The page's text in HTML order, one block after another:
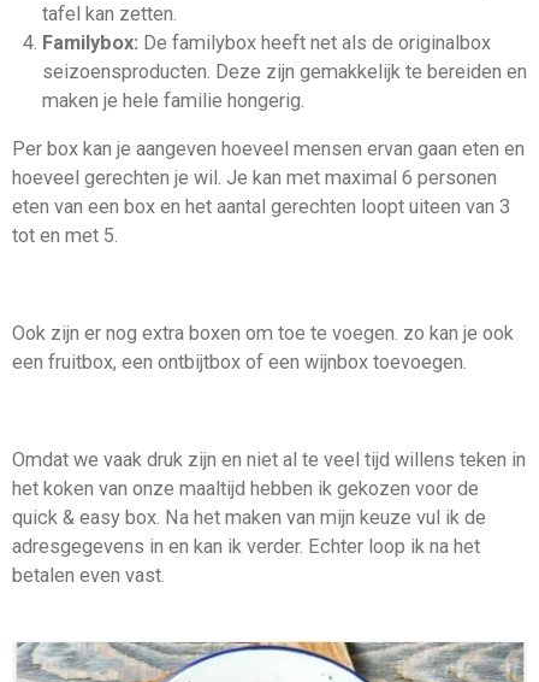
tafel kan zetten.
Familybox: De familybox heeft net als de originalbox
seizoensproducten. Deze zijn gemakkelijk te bereiden en
maken je hele familie hongerig.
Per box kan je aangeven hoeveel mensen ervan gaan eten en
hoeveel gerechten je wil. Je kan met maximal 6 personen
eten van een box en het aantal gerechten loopt uiteen van 3
tot en met 5.
Ook zijn er nog extra boxen om toe te voegen. zo kan je ook
een fruitbox, een ontbijtbox of een wijnbox toevoegen.
Omdat we vaak druk zijn en niet al te veel tijd willens teken in
het koken van onze maaltijd hebben ik gekozen voor de
quick & easy box. Na het maken van mijn keuze vul ik de
adresgegevens in en kan ik verder. Echter loop ik na het
betalen even vast.